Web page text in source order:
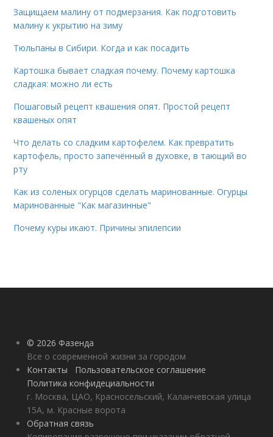
Защищаем малину от подмерзания. Как подготовить
малину к укрытию на зиму
Тюльпаны в Сибири. Когда и как посадить
Картошка бывает сладкая почему. Почему картошка
сладкая: можно ли есть
Пошаговый рецепт квашения опят. Простой рецепт
квашеных опят
Что делать со сладким картофелем. Как превратить
картофель, просто запечённый в духовке, в тающий во
рту
Как из соленых огурцов сделать маринованные. Огурцы
маринованные "Как магазинные"
Почему куры икают. Причины эпилепсии
© 2026 Фазенда
Все о современной жизни за городом
Контакты
Пользовательское соглашение
Политика конфидециальности
г. Москва, ЦАО, Красносельский, Каланчевская улица
15А, м. Красные ворота
Обратная связь